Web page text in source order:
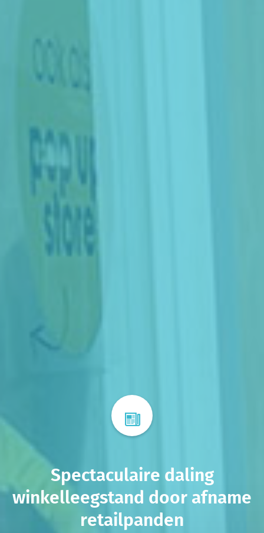
Spectaculaire daling
winkelleegstand door afname
retailpanden